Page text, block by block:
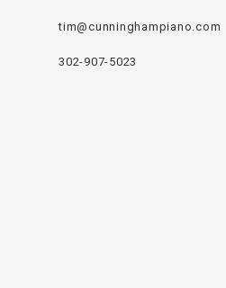
tim@cunninghampiano.com
302-907-5023